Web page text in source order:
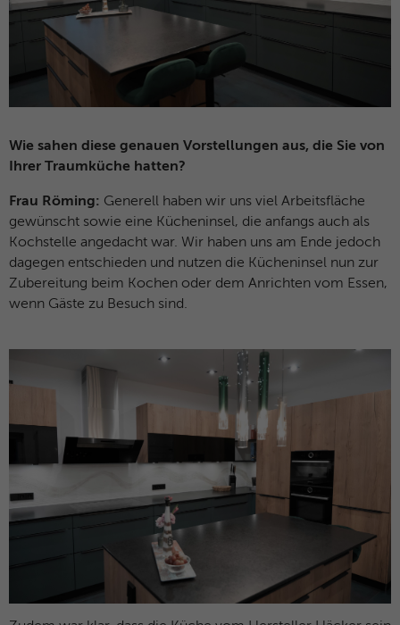
Wie sahen diese genauen Vorstellungen aus, die Sie von
Ihrer Traumküche hatten?
Frau Röming: Generell haben wir uns viel Arbeitsfläche
gewünscht sowie eine Kücheninsel, die anfangs auch als
Kochstelle angedacht war. Wir haben uns am Ende jedoch
dagegen entschieden und nutzen die Kücheninsel nun zur
Zubereitung beim Kochen oder dem Anrichten vom Essen,
wenn Gäste zu Besuch sind.
Anbieter Microsoft Clarity
Laufzeit 1 Jahr
Identifiziert eindeutige Webbrowser, die
Analysen und andere betriebliche Zwecke
Anbieter Microsoft Clarity
Laufzeit Browsersession
Wird zum Synchronisieren der MUID über
Microsoft-Domains hinweg verwendet.